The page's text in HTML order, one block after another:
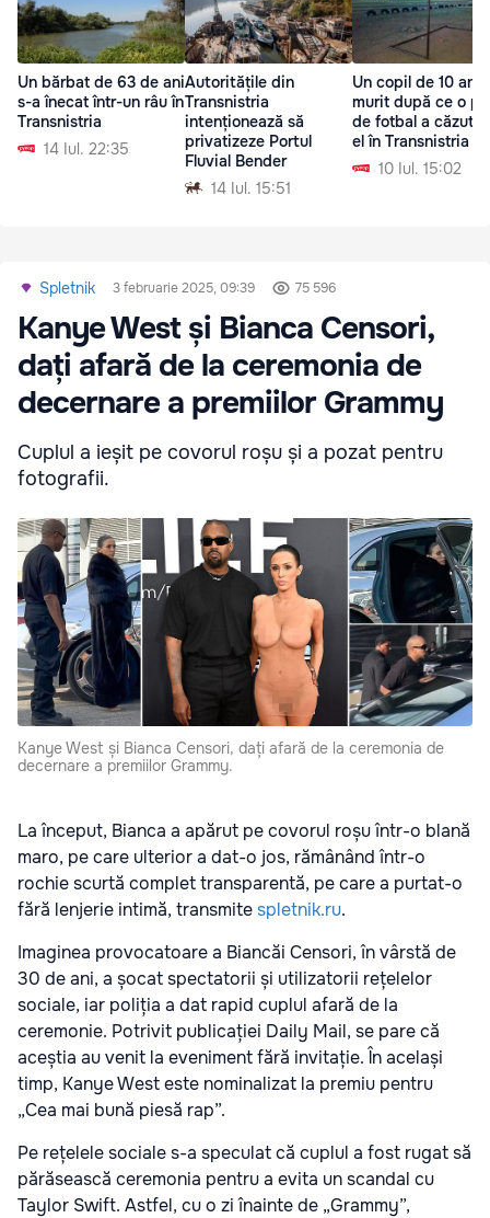
Un bărbat de 63 de ani
s-a înecat într-un râu în
Transnistria
14 Iul. 22:35
Autoritățile din
Transnistria
intenționează să
privatizeze Portul
Fluvial Bender
14 Iul. 15:51
Un copil de 10 ani
murit după ce o
de fotbal a căzut
el în Transnistria
10 Iul. 15:02
Spletnik 3 februarie 2025, 09:39 75 596
Kanye West și Bianca Censori,
dați afară de la ceremonia de
decernare a premiilor Grammy
Cuplul a ieșit pe covorul roșu și a pozat pentru
fotografii.
Kanye West și Bianca Censori, dați afară de la ceremonia de
decernare a premiilor Grammy.
La început, Bianca a apărut pe covorul roșu într-o blană
maro, pe care ulterior a dat-o jos, rămânând într-o
rochie scurtă complet transparentă, pe care a purtat-o
fără lenjerie intimă, transmitespletnik.ru.
Imaginea provocatoare a Biancăi Censori, în vârstă de
30 de ani, a șocat spectatorii și utilizatorii rețelelor
sociale, iar poliția a dat rapid cuplul afară de la
ceremonie. Potrivit publicației Daily Mail, se pare că
aceștia au venit la eveniment fără invitație. În același
timp, Kanye West este nominalizat la premiu pentru
„Cea mai bună piesă rap”.
Pe rețelele sociale s-a speculat că cuplul a fost rugat să
părăsească ceremonia pentru a evita un scandal cu
Taylor Swift. Astfel, cu o zi înainte de „Grammy”,